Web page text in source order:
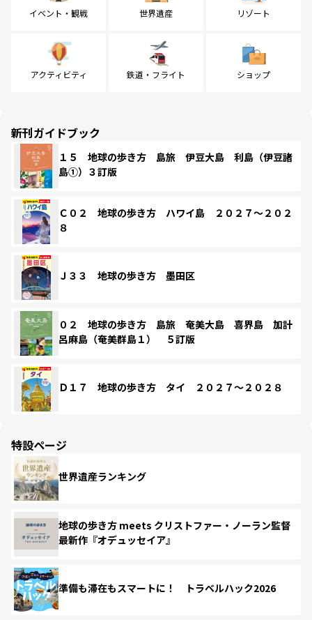
イベント・観戦 世界遺産 リゾート
アクティビティ 鉄道・フライト ショップ
新刊ガイドブック
１５ 地球の歩き方 島旅 伊豆大島 利島（伊豆諸
島①）３訂版
Ｃ０２ 地球の歩き方 ハワイ島 ２０２７～２０２
８
Ｊ３３ 地球の歩き方 墨田区
０２ 地球の歩き方 島旅 奄美大島 喜界島 加計
呂麻島（奄美群島１） ５訂版
Ｄ１７ 地球の歩き方 タイ ２０２７～２０２８
特設ページ
世界遺産ランキング
地球の歩き方 meets クリストファー・ノーラン監督
最新作『オデュッセイア』
準備も滞在もスマートに！ トラベルハック2026